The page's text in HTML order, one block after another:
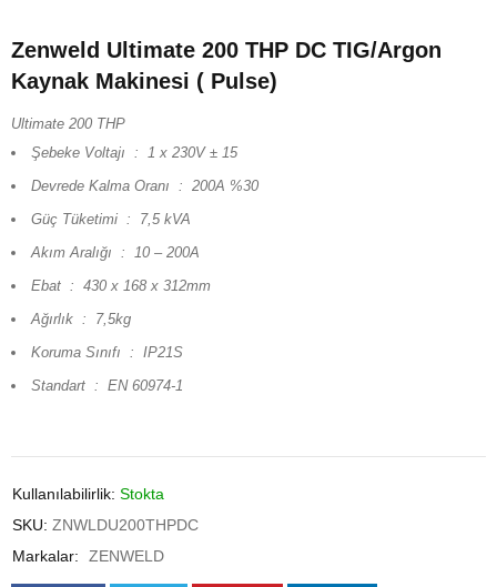
Zenweld Ultimate 200 THP DC TIG/Argon
Kaynak Makinesi ( Pulse)
Ultimate 200 THP
Şebeke Voltajı : 1 x 230V ± 15
Devrede Kalma Oranı : 200A %30
Güç Tüketimi : 7,5 kVA
Akım Aralığı : 10 – 200A
Ebat : 430 x 168 x 312mm
Ağırlık : 7,5kg
Koruma Sınıfı : IP21S
Standart : EN 60974-1
Kullanılabilirlik: Stokta
SKU: ZNWLDU200THPDC
Markalar:
ZENWELD